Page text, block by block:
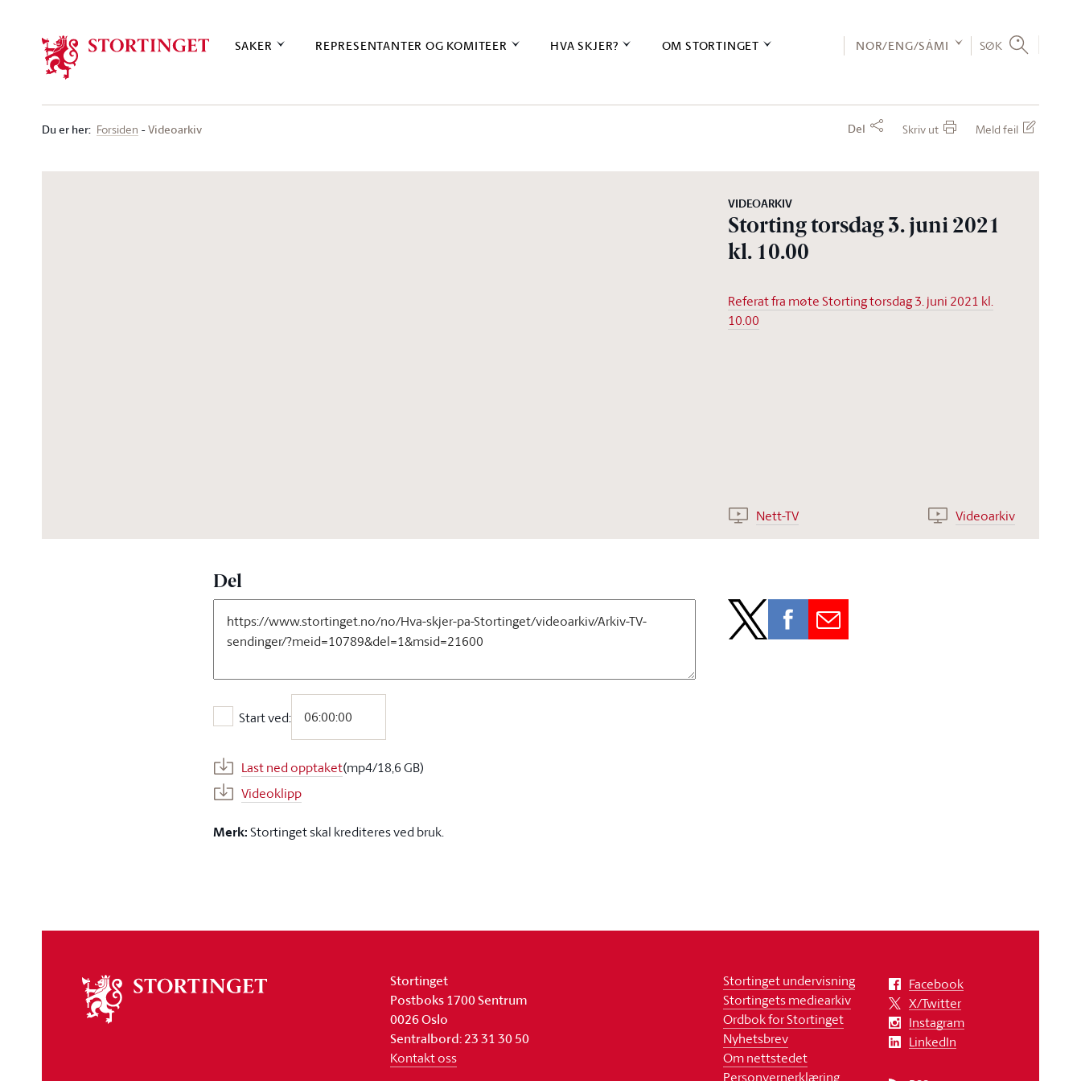
SAKER REPRESENTANTER OG KOMITEER HVA SKJER? OM STORTINGET NOR/ENG/SÁMI SØK
Du er her: Forsiden Videoarkiv Del Skriv ut Meld feil
VIDEOARKIV
Storting torsdag 3. juni 2021
kl. 10.00
Referat fra møte Storting torsdag 3. juni 2021 kl.
10.00
Nett-TV Videoarkiv
Del
Start ved:
Start ved:
Last ned opptaket(mp4/18,6 GB)
Videoklipp
Merk:Stortinget skal krediteres ved bruk.
stortinget
Stortinget
Postboks 1700 Sentrum
0026 Oslo
Sentralbord: 23 31 30 50
Kontakt oss
Stortinget undervisning
Stortingets mediearkiv
Ordbok for Stortinget
Nyhetsbrev
Om nettstedet
Personvernerklæring
Facebook
X/Twitter
Instagram
LinkedIn